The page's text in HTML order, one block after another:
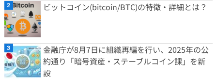
ビットコイン(bitcoin/BTC)の特徴・詳細とは？
金融庁が8月7日に組織再編を行い、2025年の公
約通り「暗号資産・ステーブルコイン課」を新
設